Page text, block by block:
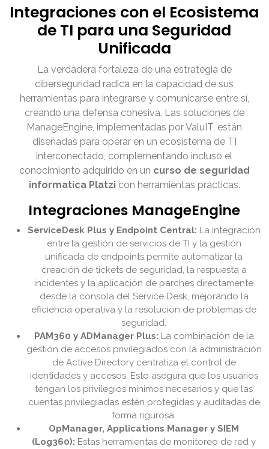
Integraciones con el Ecosistema
de TI para una Seguridad
Unificada
La verdadera fortaleza de una estrategia de
ciberseguridad radica en la capacidad de sus
herramientas para integrarse y comunicarse entre sí,
creando una defensa cohesiva. Las soluciones de
ManageEngine, implementadas por ValuIT, están
diseñadas para operar en un ecosistema de TI
interconectado, complementando incluso el
conocimiento adquirido en un curso de seguridad
informatica Platzi con herramientas prácticas.
Integraciones ManageEngine
ServiceDesk Plus y Endpoint Central: La integración
entre la gestión de servicios de TI y la gestión
unificada de endpoints permite automatizar la
creación de tickets de seguridad, la respuesta a
incidentes y la aplicación de parches directamente
desde la consola del Service Desk, mejorando la
eficiencia operativa y la resolución de problemas de
seguridad.
PAM360 y ADManager Plus: La combinación de la
gestión de accesos privilegiados con la administración
de Active Directory centraliza el control de
identidades y accesos. Esto asegura que los usuarios
tengan los privilegios mínimos necesarios y que las
cuentas privilegiadas estén protegidas y auditadas de
forma rigurosa.
OpManager, Applications Manager y SIEM
(Log360): Estas herramientas de monitoreo de red y